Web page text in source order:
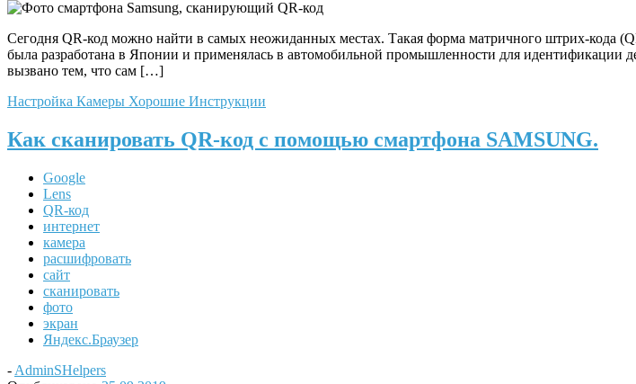
Сегодня QR-код можно найти в самых неожиданных местах. Такая форма матричного штрих-кода
была разработана в Японии и применялась в автомобильной промышленности для идентификации
вызвано тем, что сам […]
Настройка Камеры Хорошие Инструкции
Как сканировать QR-код с помощью смартфона SAMSUNG.
Google
Lens
QR-код
интернет
камера
расшифровать
сайт
сканировать
фото
экран
Яндекс.Браузер
- AdminSHelpers